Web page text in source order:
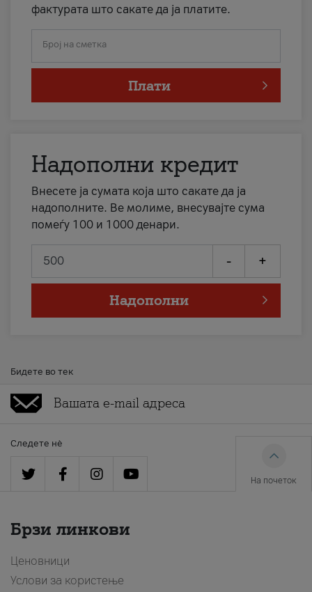
фактурата што сакате да ја платите.
Број на сметка
Плати
Надополни кредит
Внесете ја сумата која што сакате да ја
надополните. Ве молиме, внесувајте сума
помеѓу 100 и 1000 денари.
- +
Надополни
Бидете во тек
Следете нè
На почеток
Брзи линкови
Ценовници
Услови за користење